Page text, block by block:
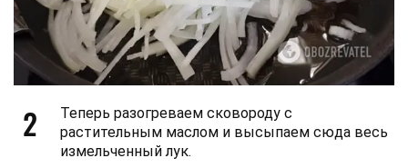
2
Теперь разогреваем сковороду с
растительным маслом и высыпаем сюда весь
измельченный лук.